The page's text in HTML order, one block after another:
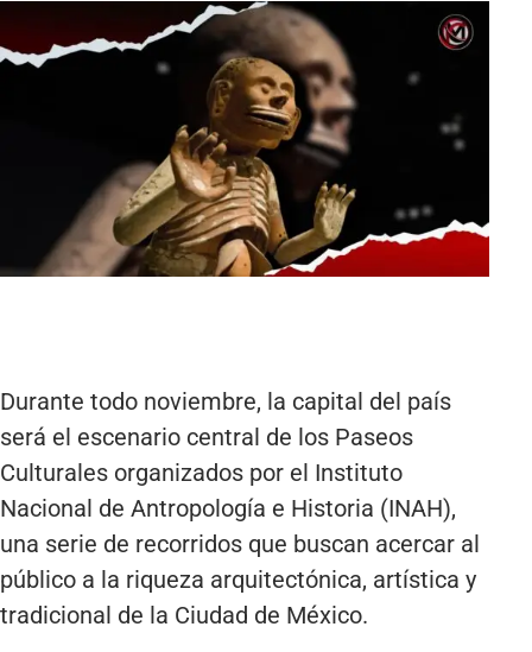
Durante todo noviembre, la capital del país
será el escenario central de los Paseos
Culturales organizados por el Instituto
Nacional de Antropología e Historia (INAH),
una serie de recorridos que buscan acercar al
público a la riqueza arquitectónica, artística y
tradicional de la Ciudad de México.